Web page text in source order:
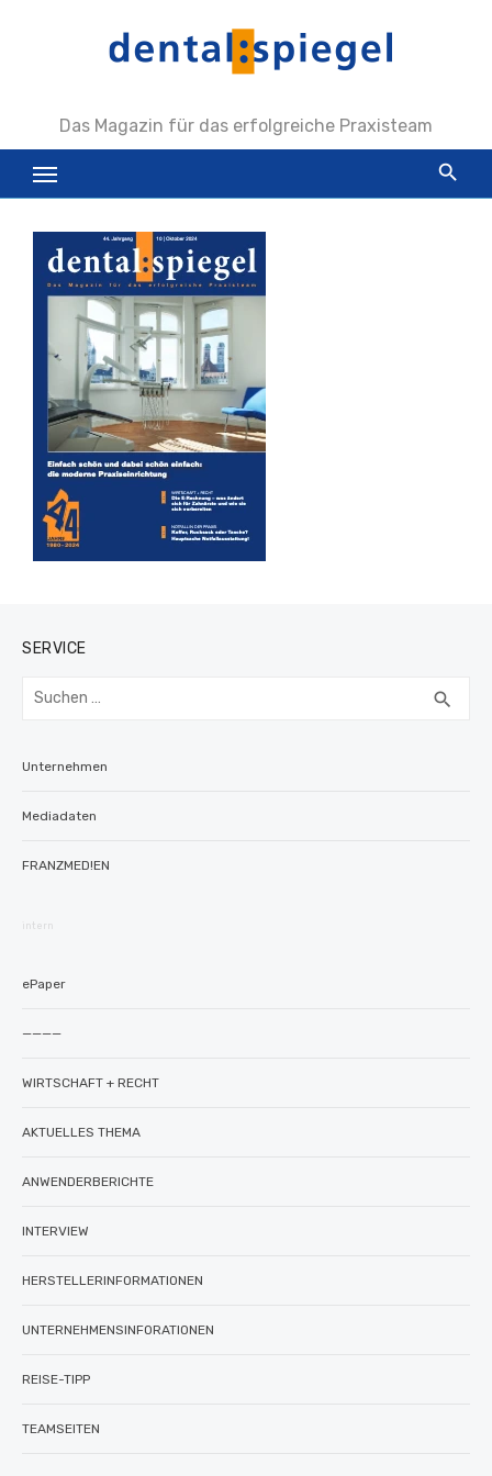
Das Magazin für das erfolgreiche Praxisteam
SERVICE
Suchen
search
Unternehmen
Mediadaten
FRANZMED!EN
intern
ePaper
————
WIRTSCHAFT + RECHT
AKTUELLES THEMA
ANWENDERBERICHTE
INTERVIEW
HERSTELLERINFORMATIONEN
UNTERNEHMENSINFORATIONEN
REISE-TIPP
TEAMSEITEN